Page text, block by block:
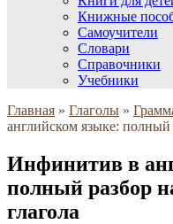
Книжные
Самоучители
Словари
Справочники
Учебники
Главная » Глаголы »
английском языке: полный
Инфинитив в
полный разбор
глагола